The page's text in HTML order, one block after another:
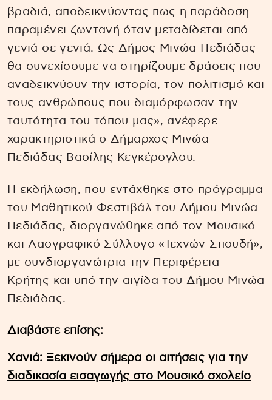
βραδιά, αποδεικνύοντας πως η παράδοση
παραμένει ζωντανή όταν μεταδίδεται από
γενιά σε γενιά. Ως Δήμος Μινώα Πεδιάδας
θα συνεχίσουμε να στηρίζουμε δράσεις που
αναδεικνύουν την ιστορία, τον πολιτισμό και
τους ανθρώπους που διαμόρφωσαν την
ταυτότητα του τόπου μας», ανέφερε
χαρακτηριστικά ο Δήμαρχος Μινώα
Πεδιάδας Βασίλης Κεγκέρογλου.
Η εκδήλωση, που εντάχθηκε στο πρόγραμμα
του Μαθητικού Φεστιβάλ του Δήμου Μινώα
Πεδιάδας, διοργανώθηκε από τον Μουσικό
και Λαογραφικό Σύλλογο «Τεχνών Σπουδή»,
με συνδιοργανώτρια την Περιφέρεια
Κρήτης και υπό την αιγίδα του Δήμου Μινώα
Πεδιάδας.
Διαβάστε επίσης:
Xανιά: Ξεκινούν σήμερα οι αιτήσεις για την
διαδικασία εισαγωγής στο Μουσικό σχολείο